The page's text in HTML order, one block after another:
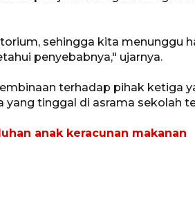
sehingga kita menunggu
penyebabnya," ujarnya.
terhadap pihak ketiga
yang tinggal di asrama sekolah
anak keracunan makanan
Pasar Higienis